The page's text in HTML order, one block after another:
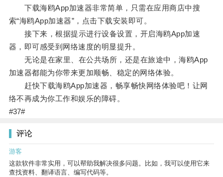
下载海鸥App加速器非常简单，只需在应用商店中搜
索“海鸥App加速器”，点击下载安装即可。
接下来，根据提示进行设备设置，开启海鸥App加速
器，即可感受到网络速度的明显提升。
无论是在家里、在公共场所，还是在旅途中，海鸥App
加速器都能为你带来更加顺畅、稳定的网络体验。
赶快下载海鸥App加速器，畅享畅快网络体验吧！让网
络不再成为你工作和娱乐的障碍。
#37#
评论
游客
这款软件非常实用，可以帮助我解决很多问题。比如，我可以使用它来
查找资料、翻译语言、编写代码等。